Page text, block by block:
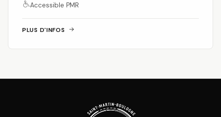
Accessible PMR
PLUS D'INFOS